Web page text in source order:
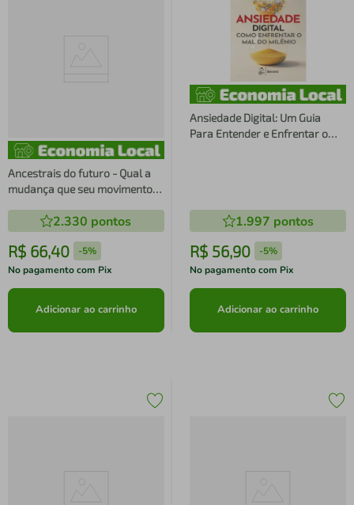
Ancestrais do futuro - Qual a
mudança que seu movimento
2.330 pontos
R$ 66,40 -5%
No pagamento com Pix
Adicionar ao carrinho
Ansiedade Digital: Um Guia
Para Entender e Enfrentar o
1.997 pontos
R$ 56,90 -5%
No pagamento com Pix
Adicionar ao carrinho